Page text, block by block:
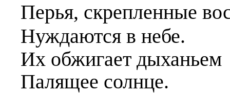
Перья, скрепленные в
Нуждаются в небе.
Их обжигает дыханьем
Палящее солнце.